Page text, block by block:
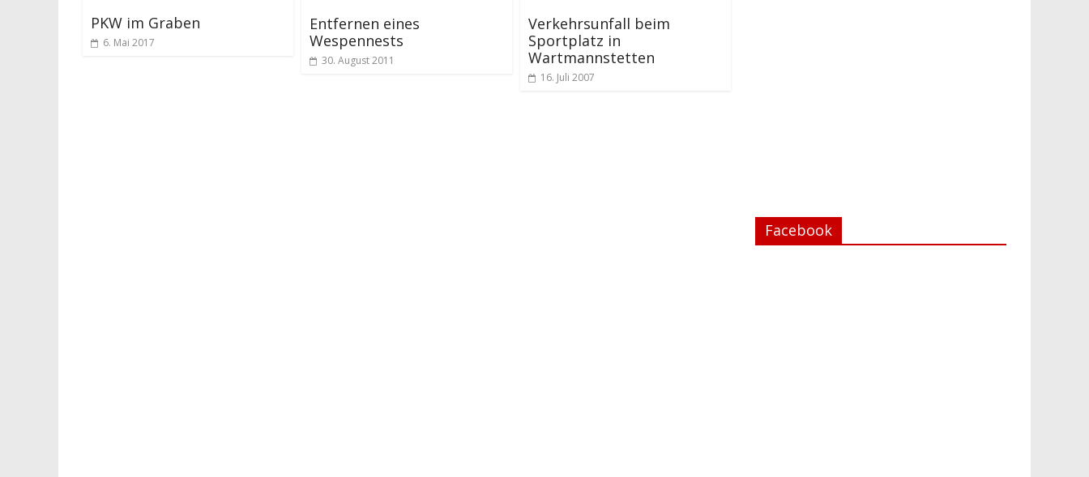
PKW im Graben
6. Mai 2017
Entfernen eines
Wespennests
30. August 2011
Verkehrsunfall beim
Sportplatz in
Wartmannstetten
16. Juli 2007
Facebook